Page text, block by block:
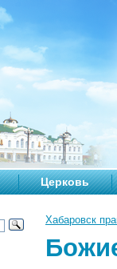
Церковь
Хабаровск